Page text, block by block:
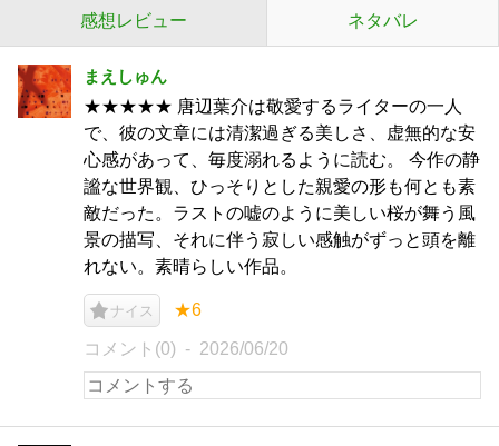
感想レビュー ネタバレ
まえしゅん
★★★★★ 唐辺葉介は敬愛するライターの一人
で、彼の文章には清潔過ぎる美しさ、虚無的な安
心感があって、毎度溺れるように読む。 今作の静
謐な世界観、ひっそりとした親愛の形も何とも素
敵だった。ラストの嘘のように美しい桜が舞う風
景の描写、それに伴う寂しい感触がずっと頭を離
れない。素晴らしい作品。
ナイス ★6
コメント(0) 2026/06/20